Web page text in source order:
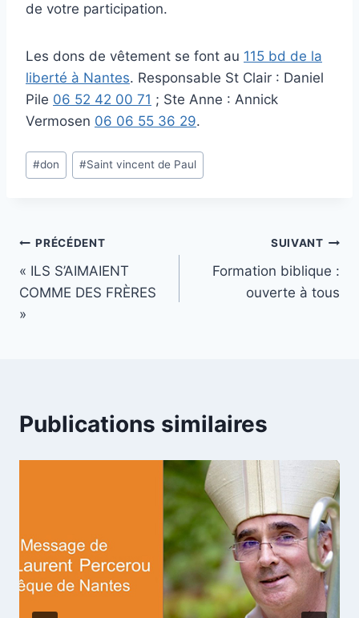
de votre participation.
Les dons de vêtement se font au 115 bd de la
liberté à Nantes. Responsable St Clair : Daniel
Pile 06 52 42 00 71 ; Ste Anne : Annick
Vermosen 06 06 55 36 29.
Étiquettes
de
#don #Saint vincent de Paul
Navigation
de
l’article
PRÉCÉDENT
« ILS S’AIMAIENT
COMME DES FRÈRES
»
SUIVANT
Formation biblique :
ouverte à tous
Publications similaires